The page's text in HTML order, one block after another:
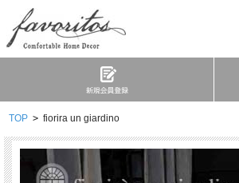
TOP > fiorira un giardino